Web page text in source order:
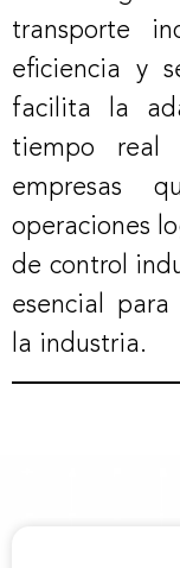
transporte
eficiencia y
facilita la
tiempo real
empresas
operaciones
de control
esencial
la industria.